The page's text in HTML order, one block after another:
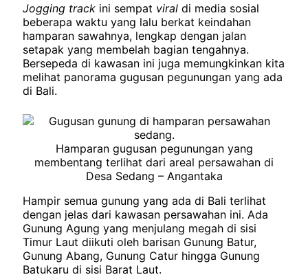
Jogging trackini sempat viral di media sosial
beberapa waktu yang lalu berkat keindahan
hamparan sawahnya, lengkap dengan jalan
setapak yang membelah bagian tengahnya.
Bersepeda di kawasan ini juga memungkinkan kita
melihat panorama gugusan pegunungan yang ada
di Bali.
Hamparan gugusan pegunungan yang
membentang terlihat dari areal persawahan di
Desa Sedang – Angantaka
Hampir semua gunung yang ada di Bali terlihat
dengan jelas dari kawasan persawahan ini. Ada
Gunung Agung yang menjulang megah di sisi
Timur Laut diikuti oleh barisan Gunung Batur,
Gunung Abang, Gunung Catur hingga Gunung
Batukaru di sisi Barat Laut.